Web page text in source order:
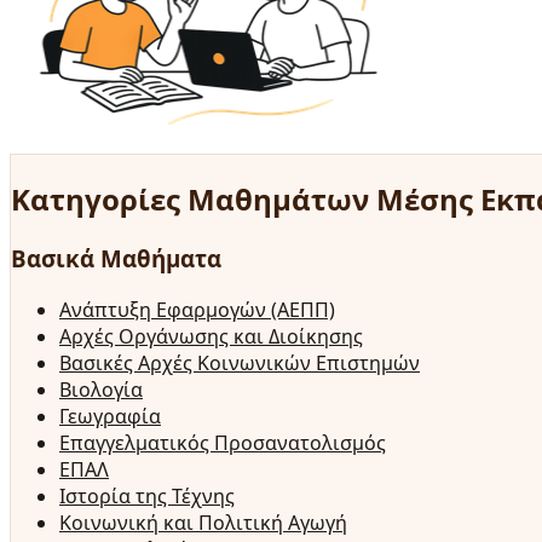
Κατηγορίες Μαθημάτων Μέσης
Βασικά Μαθήματα
Ανάπτυξη Εφαρμογών (ΑΕΠΠ)
Αρχές Οργάνωσης και Διοίκησης
Βασικές Αρχές Κοινωνικών Επιστημών
Βιολογία
Γεωγραφία
Επαγγελματικός Προσανατολισμός
ΕΠΑΛ
Ιστορία της Τέχνης
Κοινωνική και Πολιτική Αγωγή